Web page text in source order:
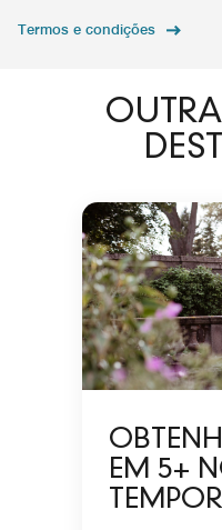
Termos e condições
EM 5+